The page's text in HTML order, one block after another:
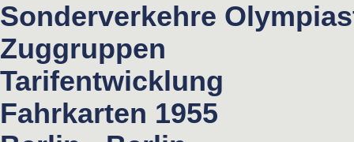
Sonderverkehre
Zuggruppen
Tarifentwicklung
Fahrkarten 1955